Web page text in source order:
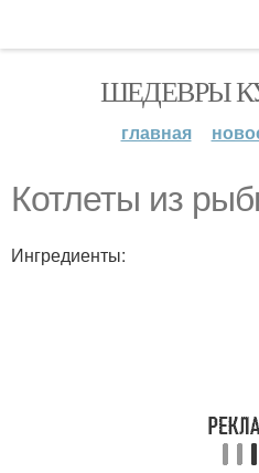
ШЕДЕВРЫ
главная
Котлеты из
Ингредиенты: